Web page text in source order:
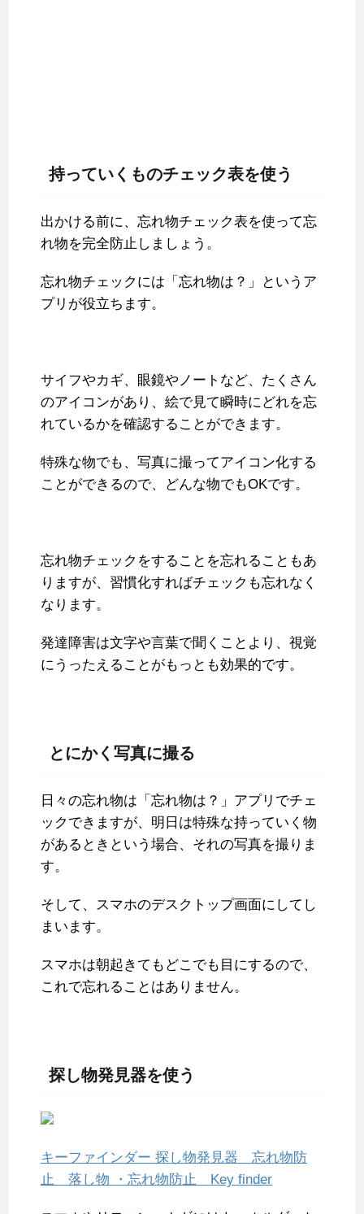
持っていくものチェック表を使う
出かける前に、忘れ物チェック表を使って忘
れ物を完全防止しましょう。
忘れ物チェックには「忘れ物は？」というア
プリが役立ちます。
サイフやカギ、眼鏡やノートなど、たくさん
のアイコンがあり、絵で見て瞬時にどれを忘
れているかを確認することができます。
特殊な物でも、写真に撮ってアイコン化する
ことができるので、どんな物でもOKです。
忘れ物チェックをすることを忘れることもあ
りますが、習慣化すればチェックも忘れなく
なります。
発達障害は文字や言葉で聞くことより、視覚
にうったえることがもっとも効果的です。
とにかく写真に撮る
日々の忘れ物は「忘れ物は？」アプリでチェ
ックできますが、明日は特殊な持っていく物
があるときという場合、それの写真を撮りま
す。
そして、スマホのデスクトップ画面にしてし
まいます。
スマホは朝起きてもどこでも目にするので、
これで忘れることはありません。
探し物発見器を使う
キーファインダー 探し物発見器 忘れ物防
止 落し物 ・忘れ物防止 Key finder